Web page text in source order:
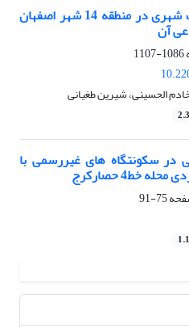
بررسی وضعیت حکمروایی خوب شهری در منطقه 14 شهر اصفهان
آن
1086-1107
الحسینی، شیرین طغیانی
در سکونتگاه های غیررسمی با
خط4 حصارکرج
75-91